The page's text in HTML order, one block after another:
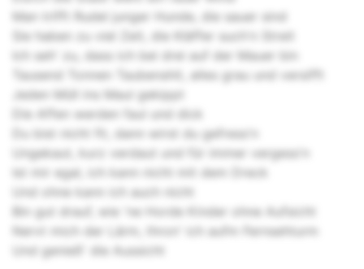
Man trifft Rudel junger Hunde, die sauer sind
Sie haben zu viel Zeit, die Kläffer such'n Streit
Ich seh' zu, dass ich bei drei auf der Mauer bin
Tausend Tonnen Taubenshit, alles grau und versifft
Jeden Müll ins Maul gekippt
Die Affen werden faul und dick
Du bist nicht fit, dann wirst du gefress'n
Ungekaut, kurz verdaut und für immer vergess'n
Ist mir egal, ich kann nicht mit dem Dreck
Und ohne kann ich auch nicht
Bin gut drauf, wie 'ne Horde Kinder ohne Aufsicht
Nervt mich der Lärm, thron' ich aufm Fernsehturm
Und genieß' die Aussicht